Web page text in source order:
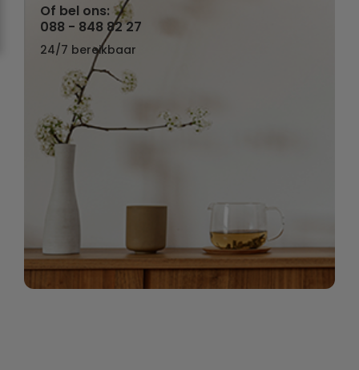
Of bel ons:
088 - 848 82 27
24/7 bereikbaar